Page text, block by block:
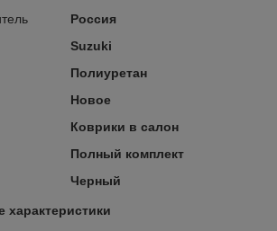
Россия
Suzuki
Полиуретан
Новое
Коврики в салон
Полный комплект
Черный
характеристики